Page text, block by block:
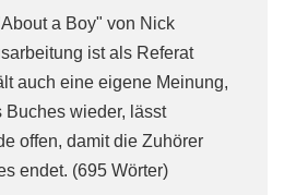
a Boy" von Nick
ist als Referat
auch eine eigene Meinung,
Buches wieder, lässt
offen, damit die Zuhörer
endet. (695 Wörter)